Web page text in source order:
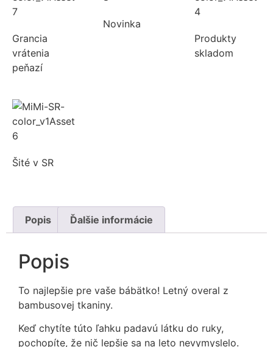
Grancia
vrátenia
peňazí
Novinka
Produkty
skladom
Šité v SR
Popis Ďalšie informácie
Popis
To najlepšie pre vaše bábätko! Letný overal z
bambusovej tkaniny.
Keď chytíte túto ľahku padavú látku do ruky,
pochopíte, že nič lepšie sa na leto nevymyslelo.